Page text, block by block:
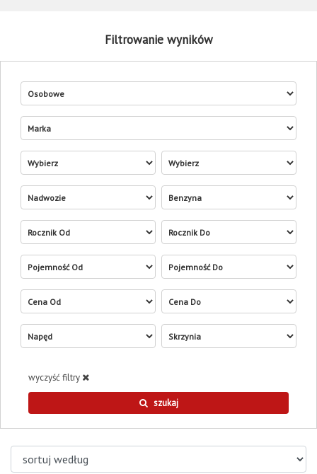
Filtrowanie wyników
marka
model wersja
rocznik od rocznik do
pojemność od pojemność do
cena od cena do
wyczyść filtry
szukaj
sortuj według